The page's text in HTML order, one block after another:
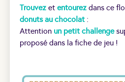
Trouvez et entourez dans ce
donuts au chocolat :
Attention un petit challenge
proposé dans la fiche de jeu !